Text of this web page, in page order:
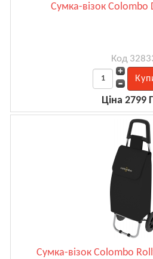
Сумка-візок Colombo
Код
Ціна 2799
Сумка-візок Colombo